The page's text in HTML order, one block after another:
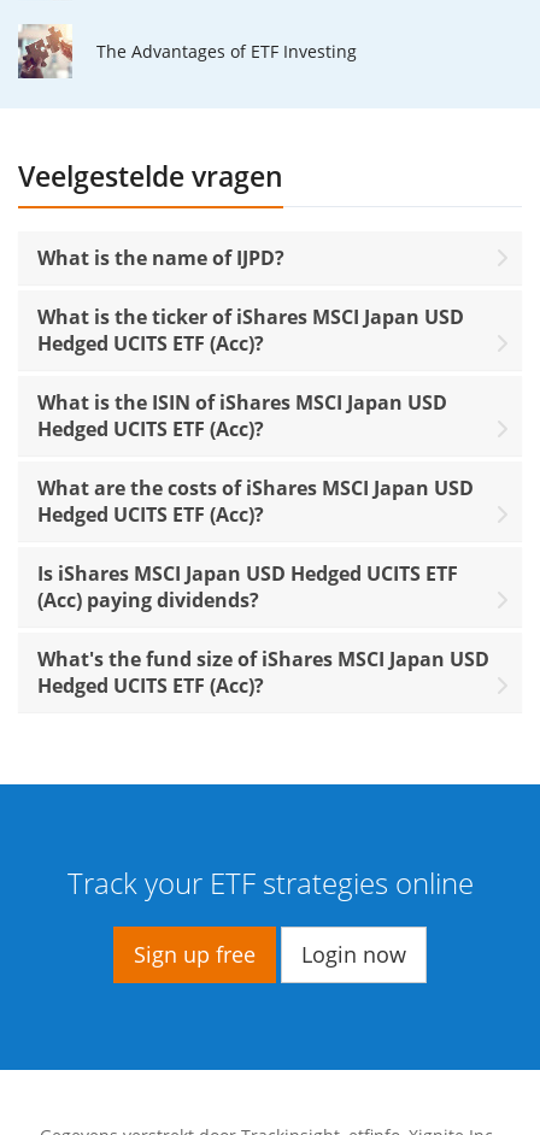
The Advantages of ETF Investing
Veelgestelde vragen
What is the name of IJPD?
What is the ticker of iShares MSCI Japan USD
Hedged UCITS ETF (Acc)?
What is the ISIN of iShares MSCI Japan USD
Hedged UCITS ETF (Acc)?
What are the costs of iShares MSCI Japan USD
Hedged UCITS ETF (Acc)?
Is iShares MSCI Japan USD Hedged UCITS ETF
(Acc) paying dividends?
What's the fund size of iShares MSCI Japan USD
Hedged UCITS ETF (Acc)?
Track your ETF strategies online
Sign up free Login now